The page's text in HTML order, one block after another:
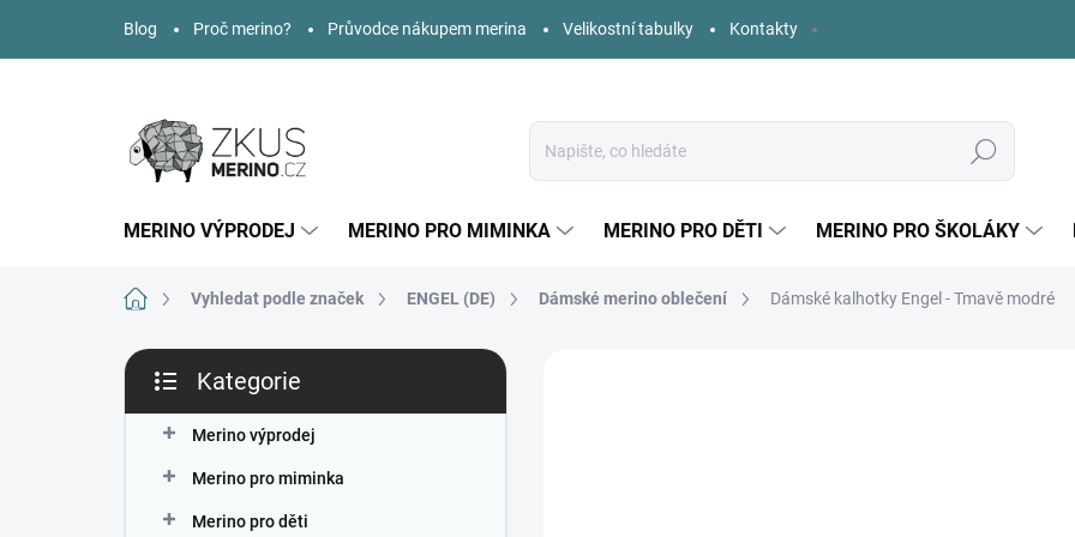
obsah
Blog Proč merino? Průvodce nákupem merina Velikostní tabulky Kontakty
Hledat
MERINO VÝPRODEJ MERINO PRO MIMINKA MERINO PRO DĚTI MERINO PRO ŠKOLÁKY
Domů Vyhledat podle značek ENGEL (DE) Dámské merino oblečení Dámské kalhotky Engel - Tmavě modré
P
s
kategorie
Kategorie
Merino výprodej
Merino pro miminka
Merino pro děti